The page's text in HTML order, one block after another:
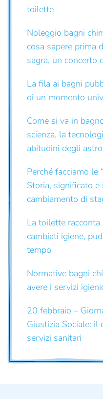
toilette
Noleggio bagni
cosa sapere prima
sagra, un concerto
La fila ai bagni
di un momento
Come si va in
scienza, la
abitudini degli
Perché facciamo le
Storia, significato e
cambiamento di
La toilette
cambiati igiene,
tempo
Normative bagni
avere i servizi
20 febbraio –
Giustizia Sociale: il
servizi sanitari